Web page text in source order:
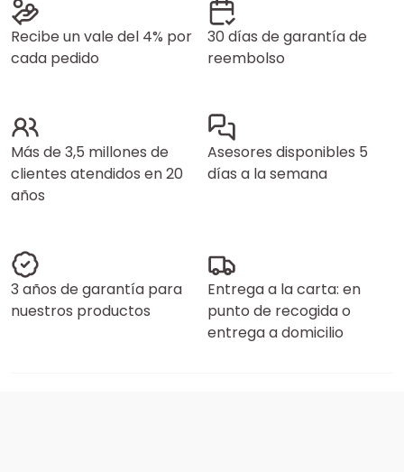
Recibe un vale del 4% por
cada pedido
30 días de garantía de
reembolso
Más de 3,5 millones de
clientes atendidos en 20
años
Asesores disponibles 5
días a la semana
3 años de garantía para
nuestros productos
Entrega a la carta: en
punto de recogida o
entrega a domicilio